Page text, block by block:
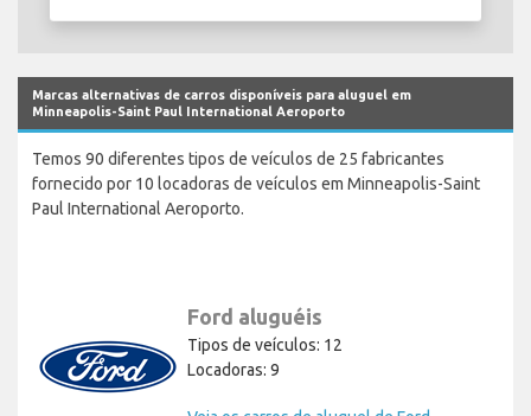
Marcas alternativas de carros disponíveis para aluguel em
Minneapolis-Saint Paul International Aeroporto
Temos 90 diferentes tipos de veículos de 25 fabricantes
fornecido por 10 locadoras de veículos em Minneapolis-Saint
Paul International Aeroporto.
Ford aluguéis
Tipos de veículos: 12
Locadoras: 9